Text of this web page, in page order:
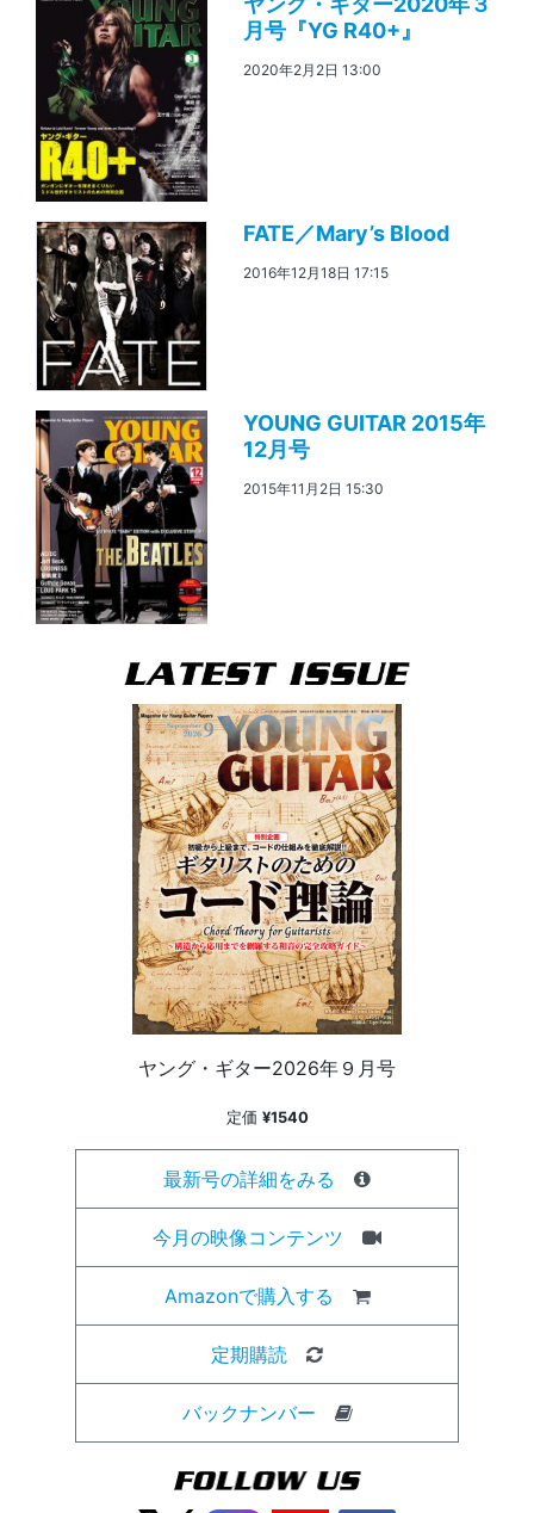
月号『YG R40+』
2020年2月2日 13:00
FATE／Mary’s Blood
2016年12月18日 17:15
YOUNG GUITAR 2015年
12月号
2015年11月2日 15:30
ヤング・ギター2026年９月号
定価 ¥1540
最新号の詳細をみる
今月の映像コンテンツ
Amazonで購入する
定期購読
バックナンバー